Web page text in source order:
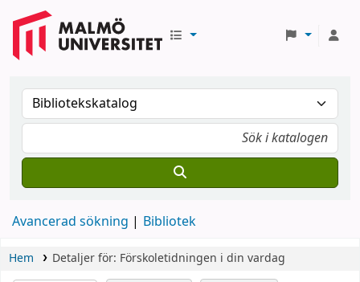
Avancerad sökning Bibliotek
Hem Detaljer för: Förskoletidningen i din vardag